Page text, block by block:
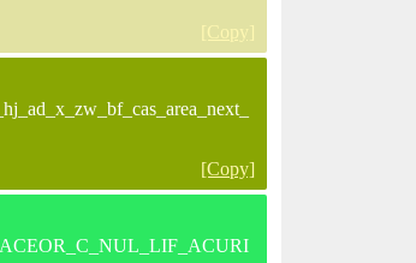
[Copy]
[Copy]